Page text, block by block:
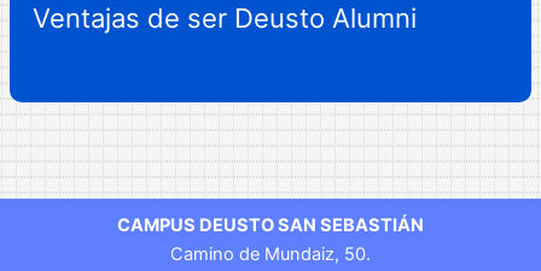
Ventajas de ser Deusto Alumni
CAMPUS DEUSTO SAN SEBASTIÁN
Camino de Mundaiz, 50.